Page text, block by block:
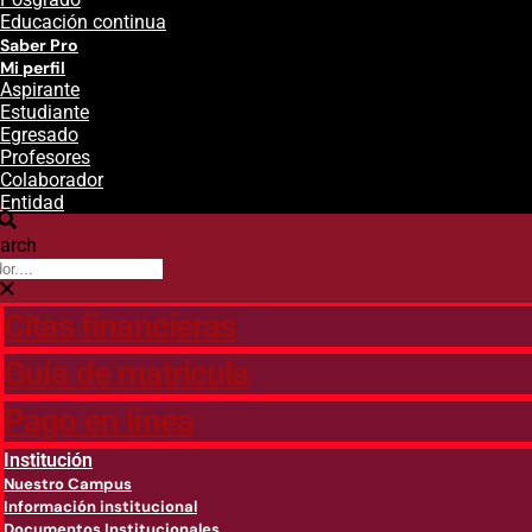
Educación continua
Saber Pro
Mi perfil
Aspirante
Estudiante
Egresado
Profesores
Colaborador
Entidad
Citas financieras
Guía de matricula
Pago en línea
Institución
Nuestro Campus
Información institucional